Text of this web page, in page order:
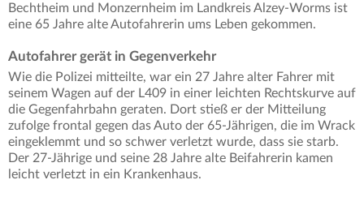
Bechtheim und Monzernheim im Landkreis Alzey-Worms ist
eine 65 Jahre alte Autofahrerin ums Leben gekommen.
Autofahrer gerät in Gegenverkehr
Wie die Polizei mitteilte, war ein 27 Jahre alter Fahrer mit
seinem Wagen auf der L409 in einer leichten Rechtskurve auf
die Gegenfahrbahn geraten. Dort stieß er der Mitteilung
zufolge frontal gegen das Auto der 65-Jährigen, die im Wrack
eingeklemmt und so schwer verletzt wurde, dass sie starb.
Der 27-Jährige und seine 28 Jahre alte Beifahrerin kamen
leicht verletzt in ein Krankenhaus.